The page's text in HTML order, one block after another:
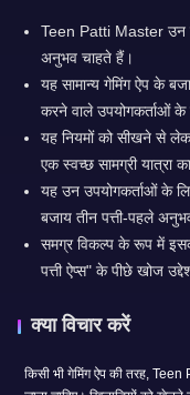
Teen Patti Master उन
अनुभव चाहते हैं।
यह सामान्य गेमिंग ऐप के
करने वाले उपयोगकर्ताओं
यह नियमों को सीखने से
एक स्वच्छ सामग्री यात्रा
यह उन उपयोगकर्ताओं के
बजाय तीन पत्ती-पहले
समग्र विकल्प के रूप में
पत्ती ऐप्स" के पीछे खोज
क्या विचार करें
किसी भी गेमिंग ऐप की तरह, Teen Patti